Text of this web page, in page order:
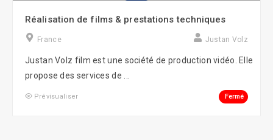
Réalisation de films & prestations techniques
France Justan Volz
Justan Volz film est une société de production vidéo. Elle
propose des services de ...
Prévisualiser Fermé